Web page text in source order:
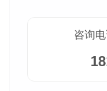
咨询